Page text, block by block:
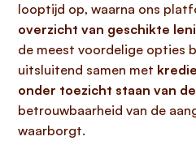
looptijd op, waarna ons
overzicht van geschikte
de meest voordelige opties
uitsluitend samen met
onder toezicht staan van de
betrouwbaarheid van de
waarborgt.